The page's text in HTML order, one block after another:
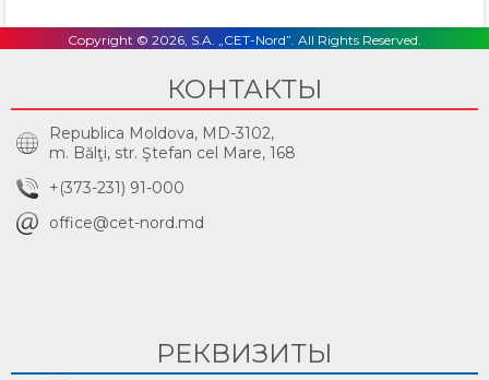
Copyright © 2026, S.A. „CET-Nord”. All Rights Reserved.
КОНТАКТЫ
Republica Moldova, MD-3102,
m. Bălţi, str. Ştefan cel Mare, 168
+(373-231) 91-000
office@cet-nord.md
РЕКВИЗИТЫ